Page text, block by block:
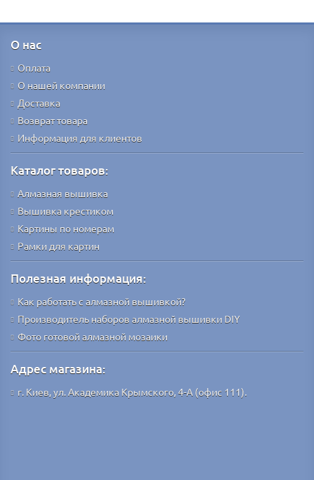
О нас
Оплата
О нашей компании
Доставка
Возврат товара
Информация для клиентов
Каталог товаров:
Алмазная вышивка
Вышивка крестиком
Картины по номерам
Рамки для картин
Полезная информация:
Как работать с алмазной вышивкой?
Производитель наборов алмазной вышивки DIY
Фото готовой алмазной мозаики
Адрес магазина:
г. Киев, ул. Академика Крымского, 4-А (офис 111).